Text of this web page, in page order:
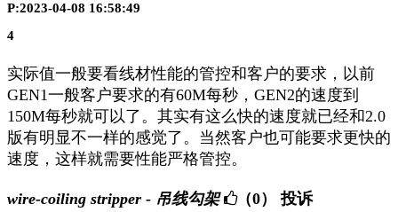
P:2023-04-08 16:58:49
4
实际值一般要看线材性能的管控和客户的要求，以前
GEN1一般客户要求的有60M每秒，GEN2的速度到
150M每秒就可以了。其实有这么快的速度就已经和2.0
版有明显不一样的感觉了。当然客户也可能要求更快的
速度，这样就需要性能严格管控。
wire-coiling stripper - 吊线勾架 （0） 投诉